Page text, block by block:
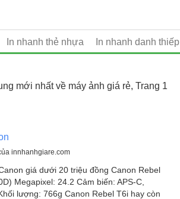
In nhanh thẻ nhựa In nhanh danh thiếp
mới nhất về máy ảnh giá rẻ, Trang 1
innhanhgiare.com
giá dưới 20 triệu đồng Canon Rebel
Megapixel: 24.2 Cảm biến: APS-C,
lượng: 766g Canon Rebel T6i hay còn